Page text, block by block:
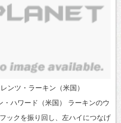
ンツ・ラーキン（米国）
ハワード（米国） ラーキンのウ
ックを振り回し、左ハイにつなげ